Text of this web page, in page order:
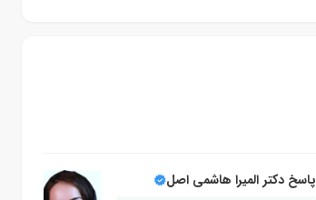
پاسخ دکتر المیرا هاشمی اصل